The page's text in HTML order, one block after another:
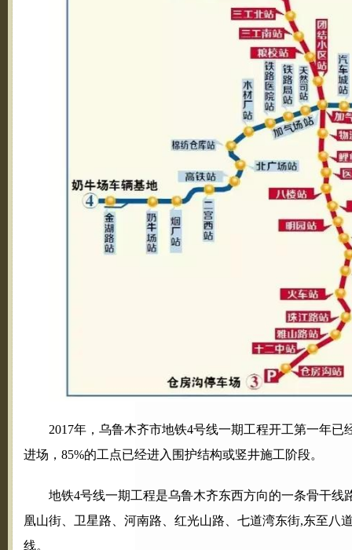
2017年，乌鲁木齐市地铁4号线一期工程开工第一年已
进场，85%的工点已经进入围护结构或竖井施工阶段。
地铁4号线一期工程是乌鲁木齐东西方向的一条骨干线
凰山街、卫星路、河南路、红光山路、七道湾东街,东至八
线。